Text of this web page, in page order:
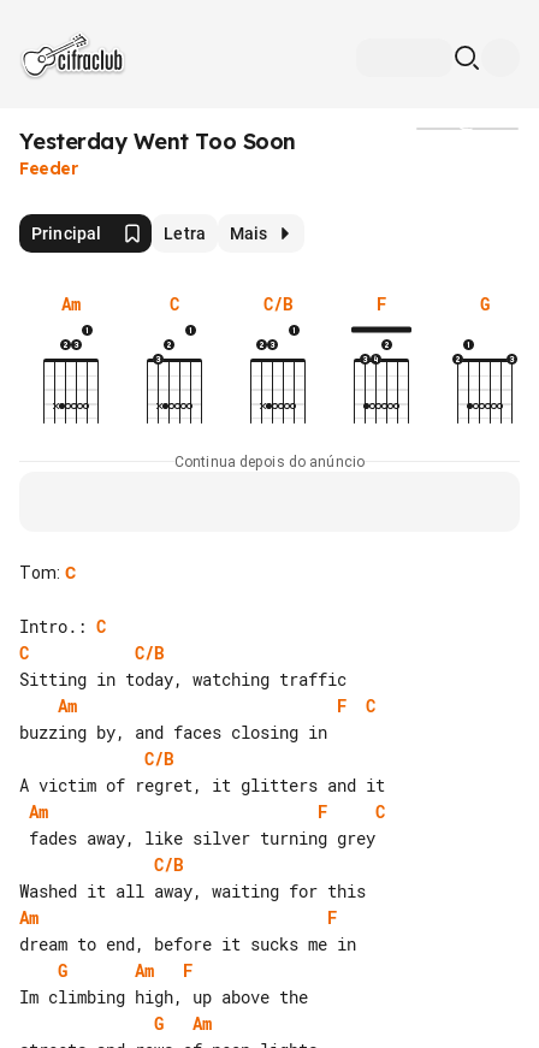
Yesterday Went Too Soon
Feeder
Principal Letra Mais
Am C C/B F G
Continua depois do anúncio
Tom: C
Intro.: C
C
C/B
Am
F
C
C/B
Am
F
C
C/B
Am
F
G
Am
F
G
Am